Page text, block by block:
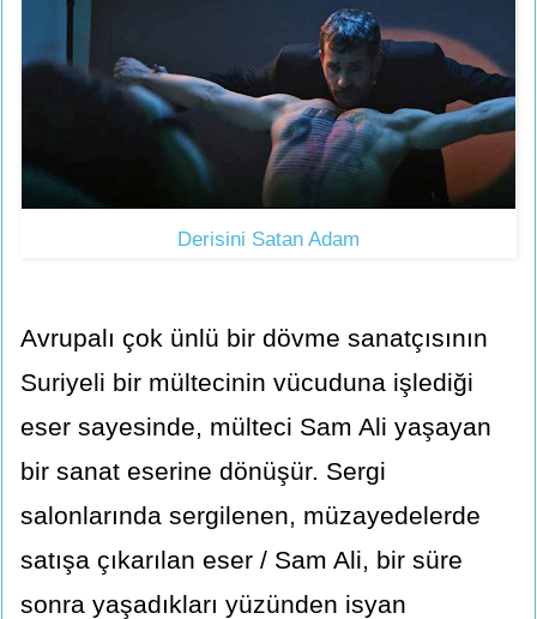
Derisini Satan Adam
Avrupalı çok ünlü bir dövme sanatçısının
Suriyeli bir mültecinin vücuduna işlediği
eser sayesinde, mülteci Sam Ali yaşayan
bir sanat eserine dönüşür. Sergi
salonlarında sergilenen, müzayedelerde
satışa çıkarılan eser / Sam Ali, bir süre
sonra yaşadıkları yüzünden isyan